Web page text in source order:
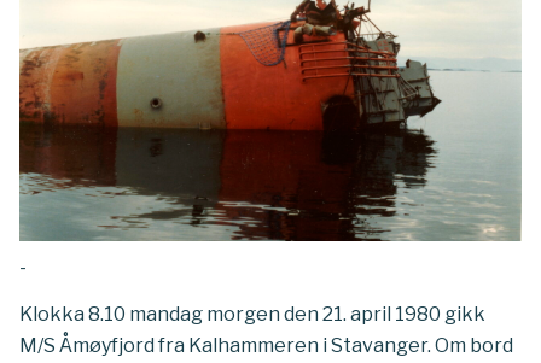
-
Klokka 8.10 mandag morgen den 21. april 1980 gikk
M/S Åmøyfjord fra Kalhammeren i Stavanger. Om bord